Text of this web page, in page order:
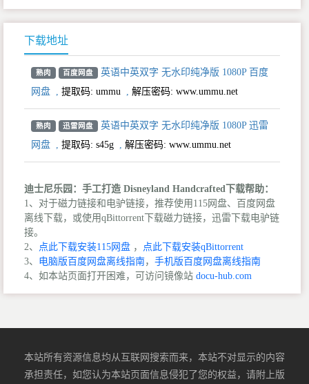
下载地址
熟肉 百度网盘
英语中英双字 无水印纯净版 1080P 百度
网盘
提取码: ummu 解压密码: www.ummu.net
熟肉 迅雷网盘
英语中英双字 无水印纯净版 1080P 迅雷
网盘
提取码: s45g 解压密码: www.ummu.net
迪士尼乐园：手工打造 Disneyland Handcrafted下载帮助：
1、对于磁力链接和电驴链接，推荐使用115网盘、百度网盘
离线下载，或使用qBittorrent下载磁力链接，迅雷下载电驴链
接。
2、
点此下载安装115网盘 ，
点此下载安装qBittorrent
3、 电脑版百度网盘离线指南， 手机版百度网盘离线指南
4、如本站页面打开困难，可访问镜像站 docu-hub.com
本站所有资源信息均从互联网搜索而来，本站不对显示的内容
承担责任，如您认为本站页面信息侵犯了您的权益，请附上版